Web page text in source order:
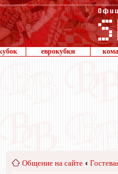
еврокубки
Общение на сайте ‹